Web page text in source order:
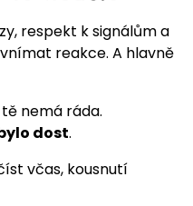
respekt k signálům a
reakce. A hlavně
nemá ráda.
dost.
včas, kousnutí